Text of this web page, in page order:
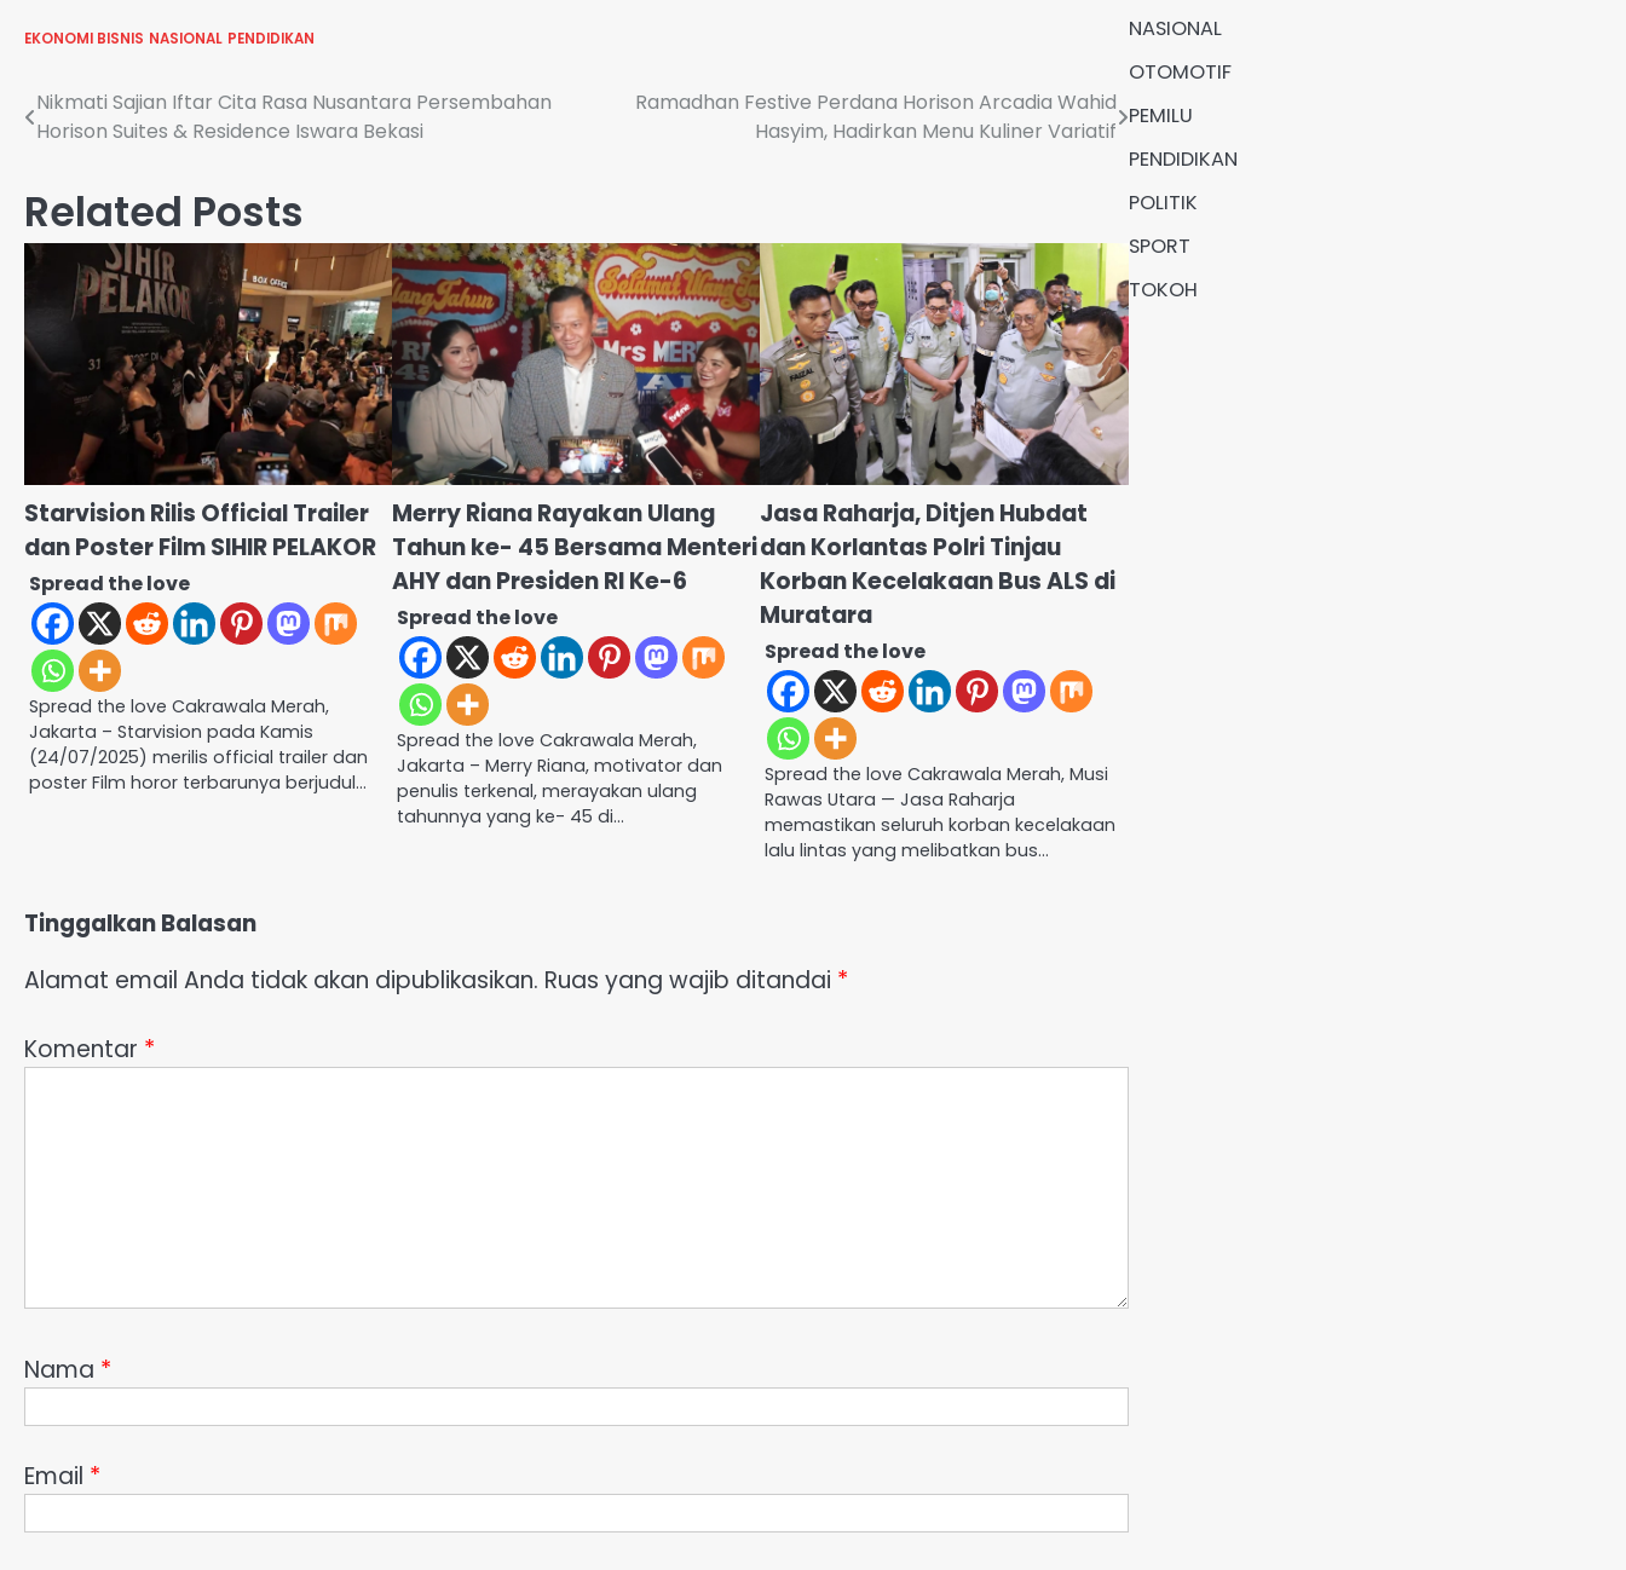
EKONOMI BISNIS NASIONAL PENDIDIKAN
Navigasi
Nikmati Sajian Iftar Cita Rasa Nusantara Persembahan
Horison Suites & Residence Iswara Bekasi
Ramadhan Festive Perdana Horison Arcadia Wahid
Hasyim, Hadirkan Menu Kuliner Variatif
Related Posts
Starvision Rilis Official Trailer
dan Poster Film SIHIR PELAKOR
Spread the love
Spread the love Cakrawala Merah,
Jakarta – Starvision pada Kamis
(24/07/2025) merilis official trailer dan
poster Film horor terbarunya berjudul…
Merry Riana Rayakan Ulang
Tahun ke- 45 Bersama Menteri
AHY dan Presiden RI Ke-6
Spread the love
Spread the love Cakrawala Merah,
Jakarta – Merry Riana, motivator dan
penulis terkenal, merayakan ulang
tahunnya yang ke- 45 di…
Jasa Raharja, Ditjen Hubdat
dan Korlantas Polri Tinjau
Korban Kecelakaan Bus ALS di
Muratara
Spread the love
Spread the love Cakrawala Merah, Musi
Rawas Utara — Jasa Raharja
memastikan seluruh korban kecelakaan
lalu lintas yang melibatkan bus…
Tinggalkan Balasan
Alamat email Anda tidak akan dipublikasikan. Ruas yang wajib ditandai *
Komentar *
Nama *
Email *
NASIONAL
OTOMOTIF
PEMILU
PENDIDIKAN
POLITIK
SPORT
TOKOH